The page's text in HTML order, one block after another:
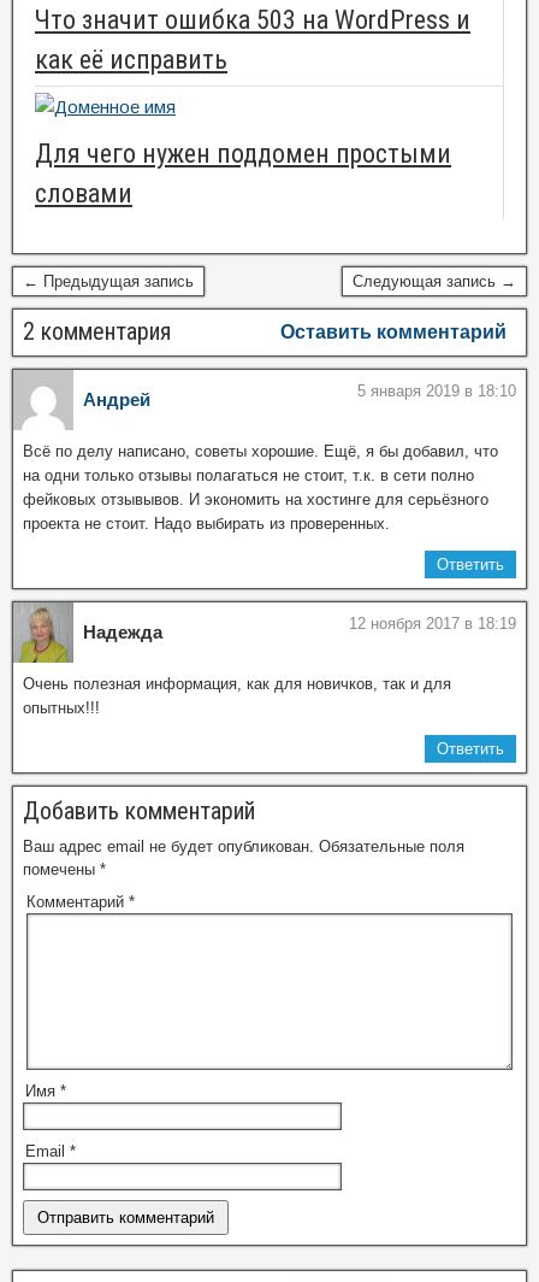
Что значит ошибка 503 на WordPress и
как её исправить
Для чего нужен поддомен простыми
словами
← Предыдущая запись Следующая запись →
2 комментария Оставить комментарий
Андрей 5 января 2019 в 18:10
Всё по делу написано, советы хорошие. Ещё, я бы добавил, что
на одни только отзывы полагаться не стоит, т.к. в сети полно
фейковых отзывывов. И экономить на хостинге для серьёзного
проекта не стоит. Надо выбирать из проверенных.
Ответить
Надежда 12 ноября 2017 в 18:19
Очень полезная информация, как для новичков, так и для
опытных!!!
Ответить
Добавить комментарий
Ваш адрес email не будет опубликован. Обязательные поля
помечены *
Комментарий *
Имя *
Email *